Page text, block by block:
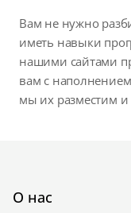
Вам не нужно
иметь навыки
нашими сайтами
вам с
мы их разместим и
О нас